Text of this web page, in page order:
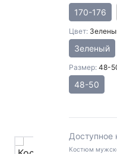
170-176
Цвет:
Зеленый
Размер: 48-
48-50
Доступное
Костюм